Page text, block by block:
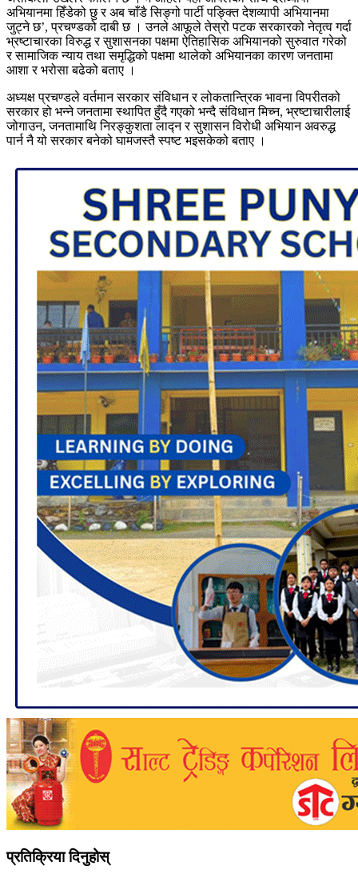
अभियानमा हिँडेको छु र अब चाँडै सिङ्गो पार्टी पङ्क्ति देशव्यापी अभियानमा
जुट्ने छ’, प्रचण्डको दाबी छ । उनले आफूले तेस्रो पटक सरकारको नेतृत्व गर्दा
भ्रष्टाचारका विरुद्ध र सुशासनका पक्षमा ऐतिहासिक अभियानको सुरुवात गरेको
र सामाजिक न्याय तथा समृद्धिको पक्षमा थालेको अभियानका कारण जनतामा
आशा र भरोसा बढेको बताए ।
अध्यक्ष प्रचण्डले वर्तमान सरकार संविधान र लोकतान्त्रिक भावना विपरीतको
सरकार हो भन्ने जनतामा स्थापित हुँदै गएको भन्दै संविधान मिच्न, भ्रष्टाचारीलाई
जोगाउन, जनतामाथि निरङ्कुशता लाद्न र सुशासन विरोधी अभियान अवरुद्ध
पार्न नै यो सरकार बनेको घामजस्तै स्पष्ट भइसकेको बताए ।
प्रतिक्रिया दिनुहोस्